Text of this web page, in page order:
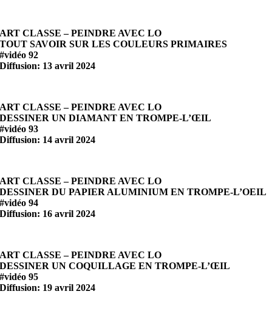
ART CLASSE – PEINDRE AVEC LO
TOUT SAVOIR SUR LES COULEURS PRIMAIRES
#vidéo 92
Diffusion: 13 avril 2024
ART CLASSE – PEINDRE AVEC LO
DESSINER UN DIAMANT EN TROMPE-L’ŒIL
#vidéo 93
Diffusion: 14 avril 2024
ART CLASSE – PEINDRE AVEC LO
DESSINER DU PAPIER ALUMINIUM EN TROMPE-L’OEIL
#vidéo 94
Diffusion: 16 avril 2024
ART CLASSE – PEINDRE AVEC LO
DESSINER UN COQUILLAGE EN TROMPE-L’ŒIL
#vidéo 95
Diffusion: 19 avril 2024